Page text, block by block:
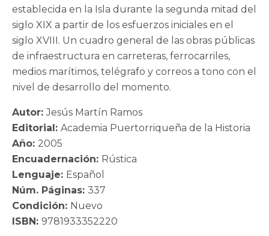
establecida en la Isla durante la segunda mitad del
siglo XIX a partir de los esfuerzos iniciales en el
siglo XVIII. Un cuadro general de las obras públicas
de infraestructura en carreteras, ferrocarriles,
medios marítimos, telégrafo y correos a tono con el
nivel de desarrollo del momento.
Autor: Jesús Martín Ramos
Editorial: Academia Puertorriqueña de la Historia
Año: 2005
Encuadernación: Rústica
Lenguaje: Español
Núm. Páginas: 337
Condición: Nuevo
ISBN: 9781933352220